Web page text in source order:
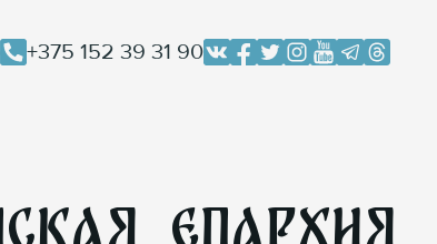
+375 152 39 31 90
Епархия